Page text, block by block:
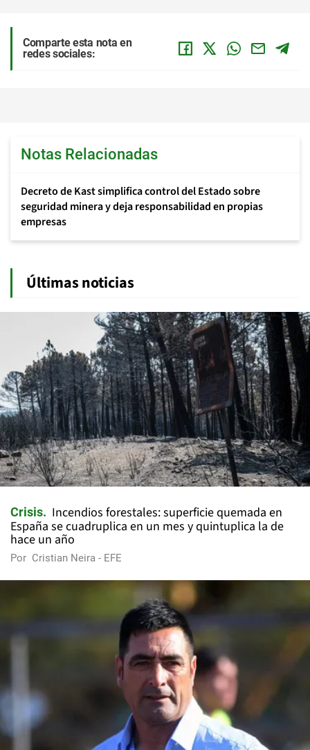
Comparte esta nota en
redes sociales:
Notas Relacionadas
Decreto de Kast simplifica control del Estado sobre
seguridad minera y deja responsabilidad en propias
empresas
Últimas noticias
Crisis
Incendios forestales: superficie quemada en
España se cuadruplica en un mes y quintuplica la de
hace un año
Por Cristian Neira - EFE